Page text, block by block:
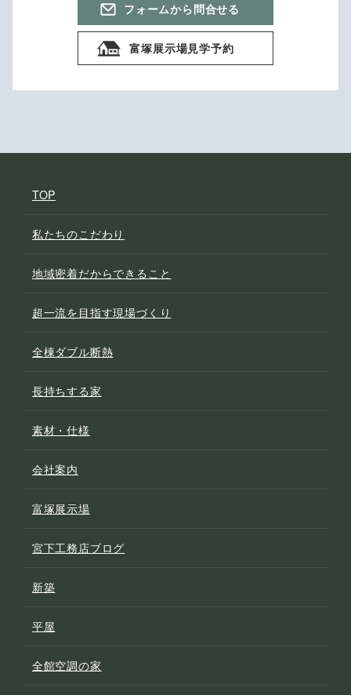
フォームから問合せる
富塚展示場見学予約
TOP
私たちのこだわり
地域密着だからできること
超一流を目指す現場づくり
全棟ダブル断熱
長持ちする家
素材・仕様
会社案内
富塚展示場
宮下工務店ブログ
新築
平屋
全館空調の家